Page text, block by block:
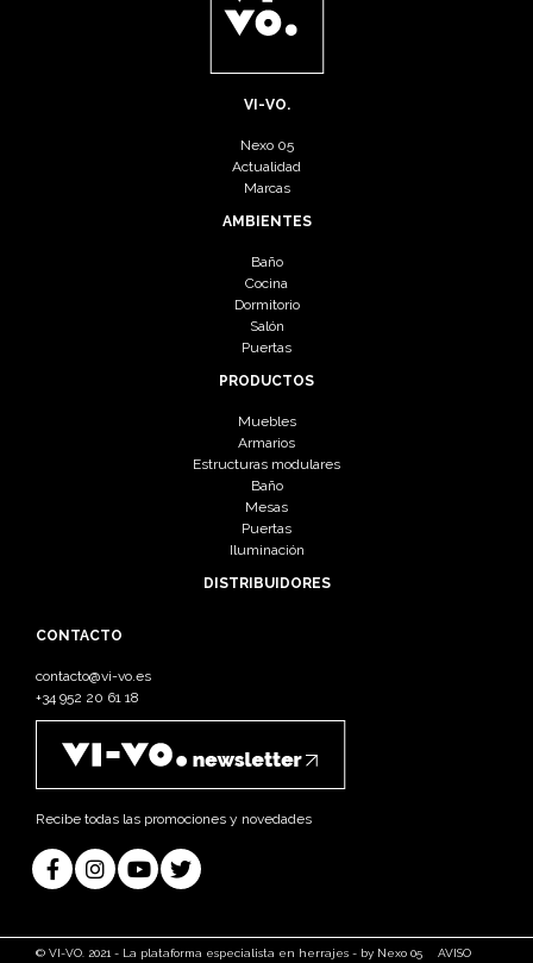
VI-VO.
Nexo 05
Actualidad
Marcas
AMBIENTES
Baño
Cocina
Dormitorio
Salón
Puertas
PRODUCTOS
Muebles
Armarios
Estructuras modulares
Baño
Mesas
Puertas
Iluminación
DISTRIBUIDORES
CONTACTO
contacto@vi-vo.es
+34 952 20 61 18
Recibe todas las promociones y novedades
© VI-VO. 2021 - La plataforma especialista en herrajes - by Nexo 05 AVISO